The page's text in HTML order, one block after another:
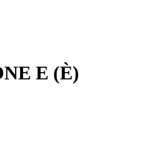
E (È)